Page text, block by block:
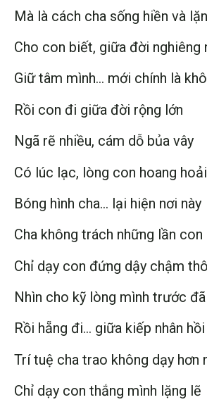
Mà là cách cha sống hiền và
Cho con biết, giữa đời nghiêng
Giữ tâm mình… mới chính là
Rồi con đi giữa đời rộng lớn
Ngã rẽ nhiều, cám dỗ bủa vây
Có lúc lạc, lòng con hoang hoải
Bóng hình cha… lại hiện nơi này
Cha không trách những lần con
Chỉ dạy con đứng dậy chậm
Nhìn cho kỹ lòng mình trước đã
Rồi hẵng đi… giữa kiếp nhân hồi
Trí tuệ cha trao không dạy hơn
Chỉ dạy con thắng mình lặng lẽ